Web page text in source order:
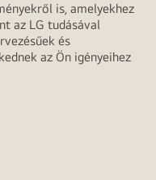
is, amelyekhez
az LG tudásával
és
az Ön igényeihez